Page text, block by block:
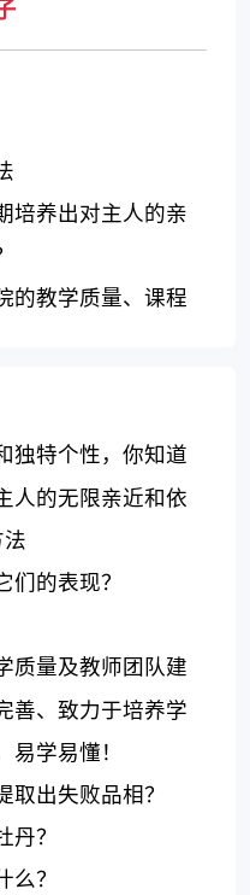
培养出对主人的亲
的教学质量、课程
独特个性，你知道
人的无限亲近和依
的表现？
质量及教师团队建
善、致力于培养学
学易懂！
出失败品相？
？
？